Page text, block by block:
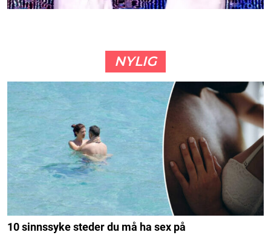
NYLIG
10 sinnssyke steder du må ha sex på